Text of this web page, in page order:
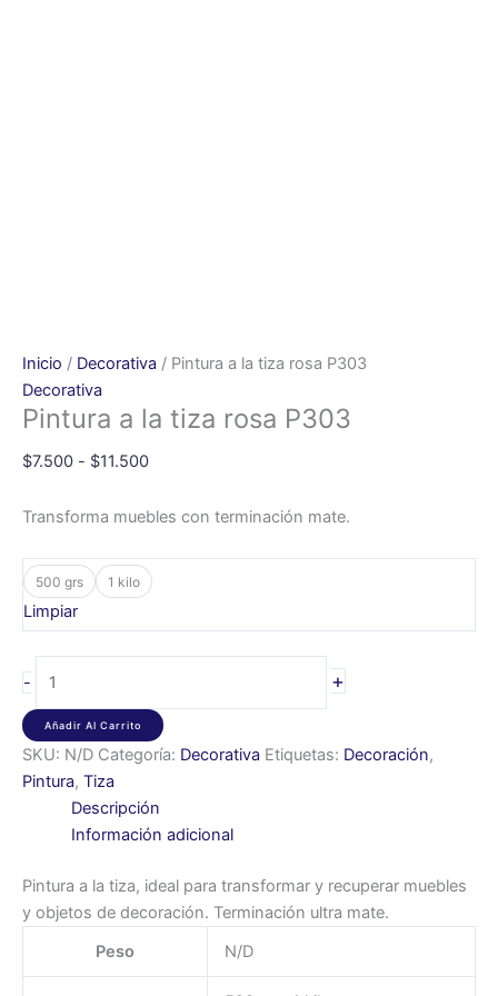
Inicio / Decorativa / Pintura a la tiza rosa P303
Decorativa
Pintura a la tiza rosa P303
$7.500 - $11.500
Transforma muebles con terminación mate.
500 grs 1 kilo
Limpiar
- +
Añadir Al Carrito
SKU: N/D Categoría: Decorativa Etiquetas: Decoración,
Pintura, Tiza
Descripción
Información adicional
Pintura a la tiza, ideal para transformar y recuperar muebles
y objetos de decoración. Terminación ultra mate.
Peso
N/D